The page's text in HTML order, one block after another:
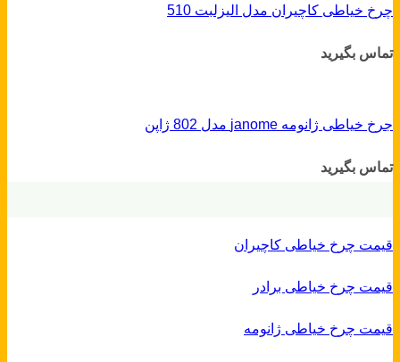
چرخ خیاطی کاچیران مدل الیزلبت 510
تماس بگیرید
جرخ خیاطی ژانومه janome مدل 802 ژاپن
تماس بگیرید
قیمت چرخ خیاطی کاچیران
قیمت چرخ خیاطی برادر
قیمت چرخ خیاطی ژانومه